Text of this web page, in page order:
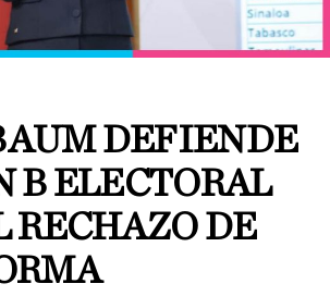
DEFIENDE
B ELECTORAL
RECHAZO DE